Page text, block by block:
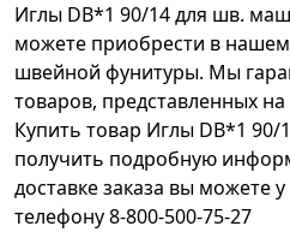
Иглы DB*1 90/14 для шв.
можете приобрести в
швейной фунитуры. Мы
товаров, представленных
Купить товар Иглы DB*1
получить подробную
доставке заказа вы можете
телефону 8-800-500-75-27